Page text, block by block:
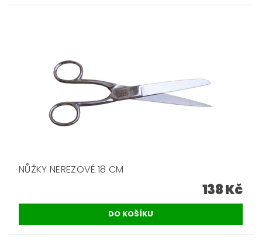
NŮŽKY NEREZOVÉ 18 CM
138 Kč